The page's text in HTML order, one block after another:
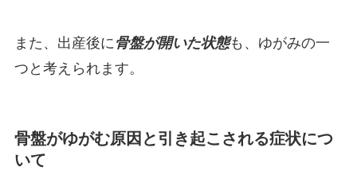
また、出産後に 骨盤が開いた状態も、ゆがみの一
つと考えられます。
骨盤がゆがむ原因と引き起こされる症状につ
いて